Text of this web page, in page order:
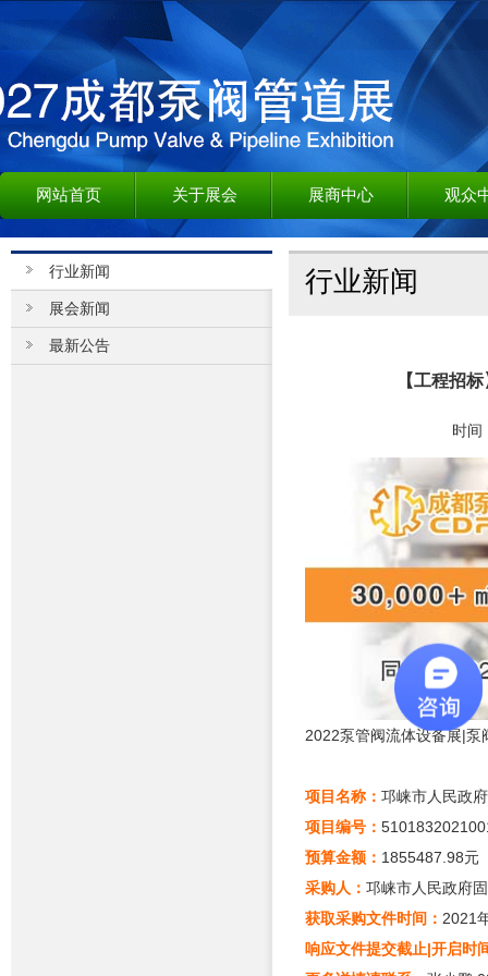
网站首页 关于展会 展商中心 观众
行业新闻
展会新闻
最新公告
行业新闻
【工程招
时
2022泵管阀流体设备展|泵
项目名称： 邛崃市人民政
项目编号：
预算金额： 1855487.98元
采购人： 邛崃市人民政府
获取采购文件时间： 2021
响应文件提交截止|开启时